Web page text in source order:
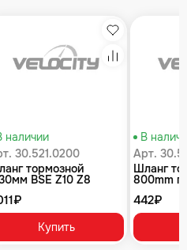
Избранное
Сравнение
наличии
30.521.0200
тормозной
BSE Z10 Z8
Купить
В
Арт.
Шланг
800mm
442₽